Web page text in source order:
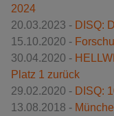
2024
20.03.2023 - DISQ:
15.10.2020 -
30.04.2020 -
Platz 1 zurück
29.02.2020 - DISQ:
13.08.2018 -